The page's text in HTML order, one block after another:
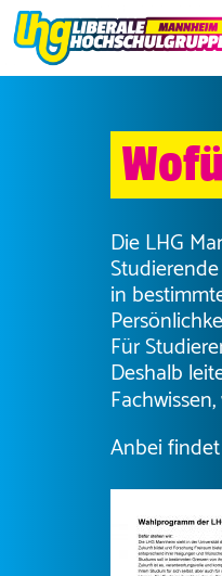
Die LHG
in
Für
Deshalb
Anbei